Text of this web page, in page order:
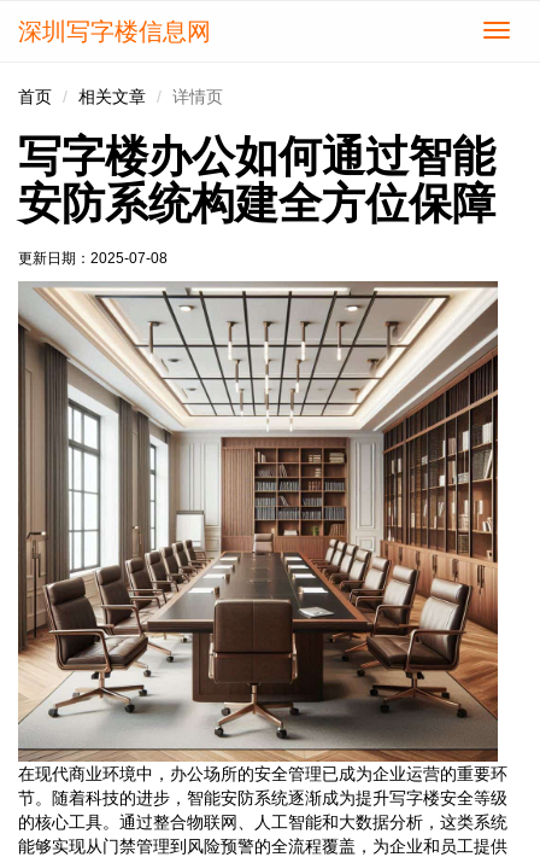
切
深圳写字楼信息网
首页 相关文章 详情页
写字楼办公如何通过智能
安防系统构建全方位保障
更新日期： 2025-07-08
在现代商业环境中，办公场所的安全管理已成为企业运营的重要环
节。随着科技的进步，智能安防系统逐渐成为提升写字楼安全等级
的核心工具。通过整合物联网、人工智能和大数据分析，这类系统
能够实现从门禁管理到风险预警的全流程覆盖，为企业和员工提供